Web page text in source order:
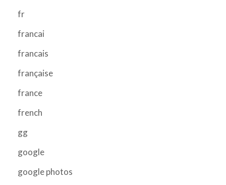
fr
francai
francais
française
france
french
gg
google
google photos